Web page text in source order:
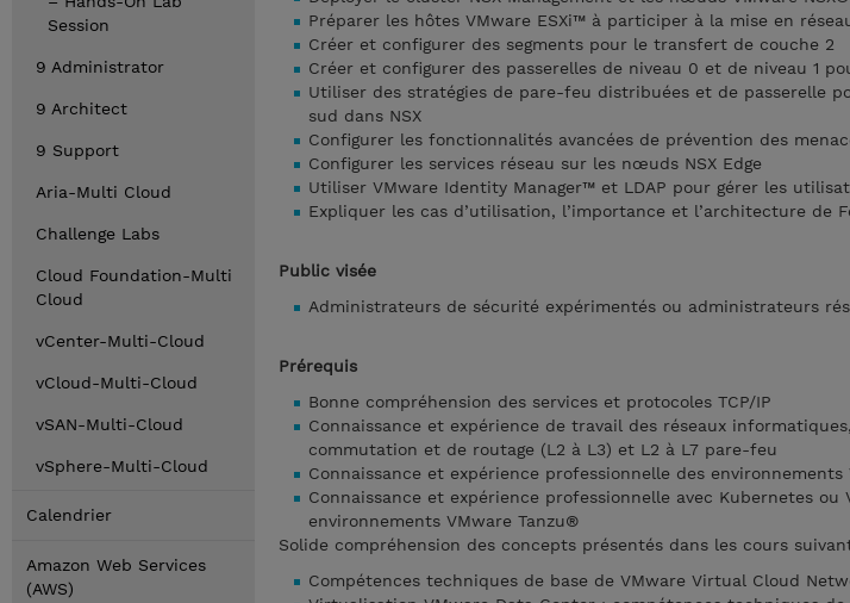
Session
9 Administrator
9 Architect
9 Support
Aria-Multi Cloud
Challenge Labs
Cloud Foundation-Multi
Cloud
vCenter-Multi-Cloud
vCloud-Multi-Cloud
vSAN-Multi-Cloud
vSphere-Multi-Cloud
Calendrier
Amazon Web Services
(AWS)
Préparer les hôtes VMware ESXi™ à participer à la mise en
Créer et configurer des segments pour le transfert de couche 2
Créer et configurer des passerelles de niveau 0 et de niveau 1
Utiliser des stratégies de pare-feu distribuées et de passerelle
sud dans NSX
Configurer les fonctionnalités avancées de prévention des
Configurer les services réseau sur les nœuds NSX Edge
Utiliser VMware Identity Manager™ et LDAP pour gérer les
Expliquer les cas d’utilisation, l’importance et l’architecture de
Public visée
Administrateurs de sécurité expérimentés ou administrateurs
Prérequis
Bonne compréhension des services et protocoles TCP/IP
Connaissance et expérience de travail des réseaux
commutation et de routage (L2 à L3) et L2 à L7 pare-feu
Connaissance et expérience professionnelle des environnements
Connaissance et expérience professionnelle avec Kubernetes ou
environnements VMware Tanzu®
Solide compréhension des concepts présentés dans les cours
Compétences techniques de base de VMware Virtual Cloud